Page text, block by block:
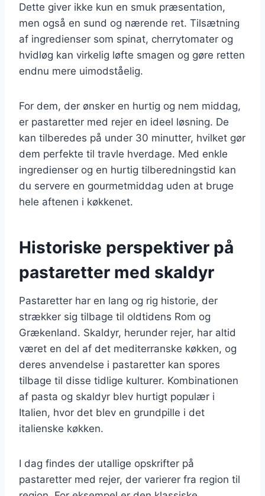
Dette giver ikke kun en smuk præsentation,
men også en sund og nærende ret. Tilsætning
af ingredienser som spinat, cherrytomater og
hvidløg kan virkelig løfte smagen og gøre retten
endnu mere uimodståelig.
For dem, der ønsker en hurtig og nem middag,
er pastaretter med rejer en ideel løsning. De
kan tilberedes på under 30 minutter, hvilket gør
dem perfekte til travle hverdage. Med enkle
ingredienser og en hurtig tilberedningstid kan
du servere en gourmetmiddag uden at bruge
hele aftenen i køkkenet.
Historiske perspektiver på
pastaretter med skaldyr
Pastaretter har en lang og rig historie, der
strækker sig tilbage til oldtidens Rom og
Grækenland. Skaldyr, herunder rejer, har altid
været en del af det mediterranske køkken, og
deres anvendelse i pastaretter kan spores
tilbage til disse tidlige kulturer. Kombinationen
af pasta og skaldyr blev hurtigt populær i
Italien, hvor det blev en grundpille i det
italienske køkken.
I dag findes der utallige opskrifter på
pastaretter med rejer, der varierer fra region til